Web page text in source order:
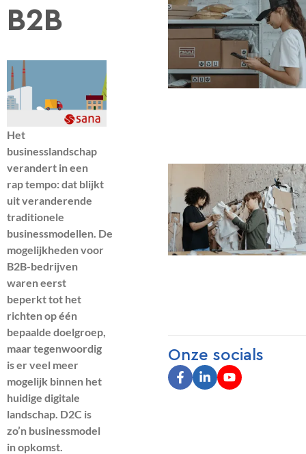
B2B
Het
businesslandschap
verandert in een
rap tempo: dat blijkt
uit veranderende
traditionele
businessmodellen. De
mogelijkheden voor
B2B-bedrijven
waren eerst
beperkt tot het
richten op één
bepaalde doelgroep,
maar tegenwoordig
is er veel meer
mogelijk binnen het
huidige digitale
landschap. D2C is
zo’n businessmodel
in opkomst.
Onze socials